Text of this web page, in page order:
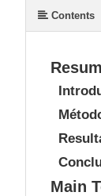
Main
Contents